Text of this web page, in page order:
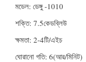
মডেল: ডেঙ্গু -1010
শক্তি: 7.5কেডব্লিউ
ক্ষমতা: 2-4টি/এইচ
ঘোরানো গতি: 6(আর/মিনিট)